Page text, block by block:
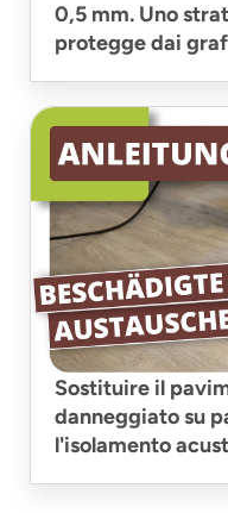
0,5 mm. Uno
protegge dai
Sostituire il
danneggiato su
l'isolamento